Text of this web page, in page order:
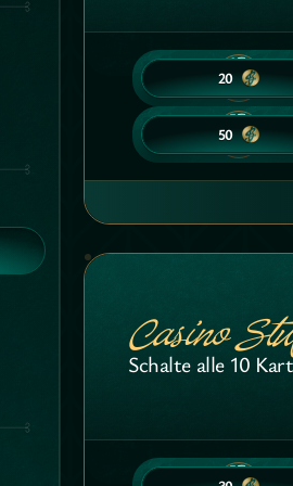
1
20
1
20
5
50
5
50
Casino
Schalte alle 10
5
5